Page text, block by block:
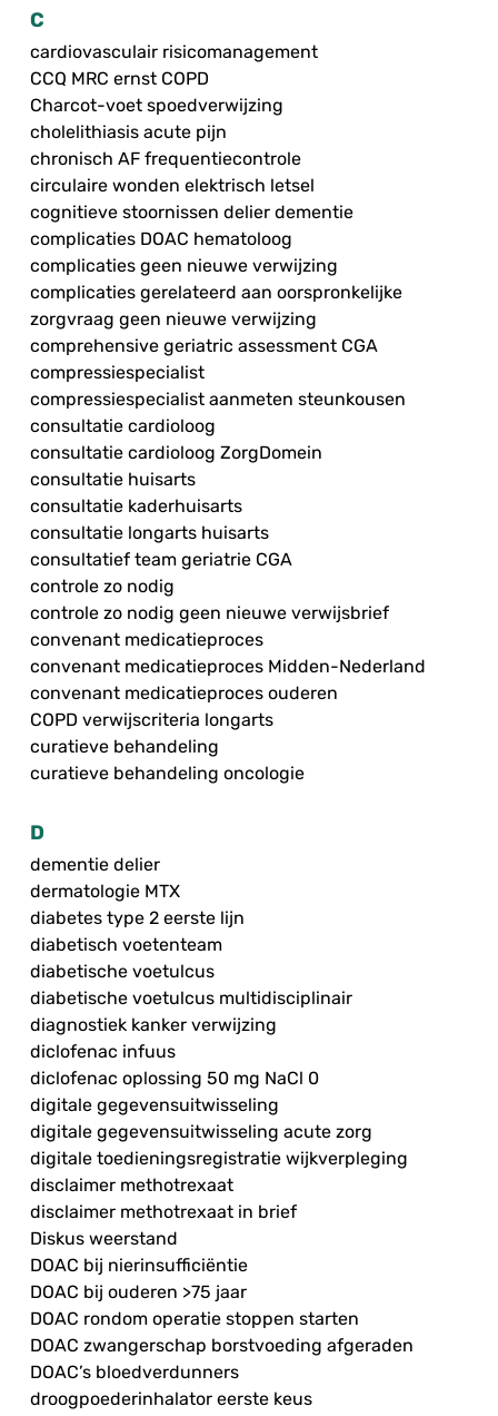
C
cardiovasculair risicomanagement
CCQ MRC ernst COPD
Charcot-voet spoedverwijzing
cholelithiasis acute pijn
chronisch AF frequentiecontrole
circulaire wonden elektrisch letsel
cognitieve stoornissen delier dementie
complicaties DOAC hematoloog
complicaties geen nieuwe verwijzing
complicaties gerelateerd aan oorspronkelijke
zorgvraag geen nieuwe verwijzing
comprehensive geriatric assessment CGA
compressiespecialist
compressiespecialist aanmeten steunkousen
consultatie cardioloog
consultatie cardioloog ZorgDomein
consultatie huisarts
consultatie kaderhuisarts
consultatie longarts huisarts
consultatief team geriatrie CGA
controle zo nodig
controle zo nodig geen nieuwe verwijsbrief
convenant medicatieproces
convenant medicatieproces Midden-Nederland
convenant medicatieproces ouderen
COPD verwijscriteria longarts
curatieve behandeling
curatieve behandeling oncologie
D
dementie delier
dermatologie MTX
diabetes type 2 eerste lijn
diabetisch voetenteam
diabetische voetulcus
diabetische voetulcus multidisciplinair
diagnostiek kanker verwijzing
diclofenac infuus
diclofenac oplossing 50 mg NaCl 0
digitale gegevensuitwisseling
digitale gegevensuitwisseling acute zorg
digitale toedieningsregistratie wijkverpleging
disclaimer methotrexaat
disclaimer methotrexaat in brief
Diskus weerstand
DOAC bij nierinsufficiëntie
DOAC bij ouderen >75 jaar
DOAC rondom operatie stoppen starten
DOAC zwangerschap borstvoeding afgeraden
DOAC’s bloedverdunners
droogpoederinhalator eerste keus